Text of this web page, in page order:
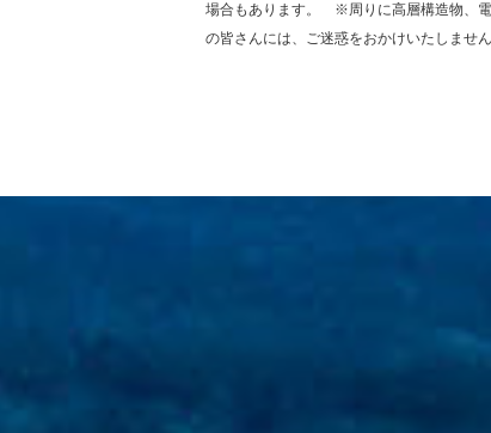
場合もあります。 ※周りに高層構造物、
の皆さんには、ご迷惑をおかけいたしませ